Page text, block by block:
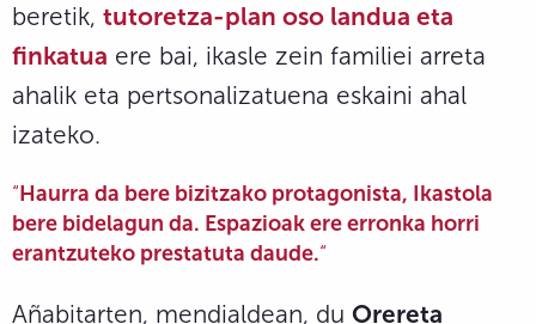
beretik, tutoretza-plan oso landua eta
finkatua ere bai, ikasle zein familiei arreta
ahalik eta pertsonalizatuena eskaini ahal
izateko.
“Haurra da bere bizitzako protagonista, Ikastola
bere bidelagun da. Espazioak ere erronka horri
erantzuteko prestatuta daude.“
Añabitarten, mendialdean, du Orereta